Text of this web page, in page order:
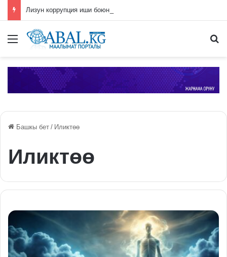
Лизун коррупция иши боюнча СИЗОго камакка алынды
Меню
Башкы бет / Иликтөө
Иликтөө